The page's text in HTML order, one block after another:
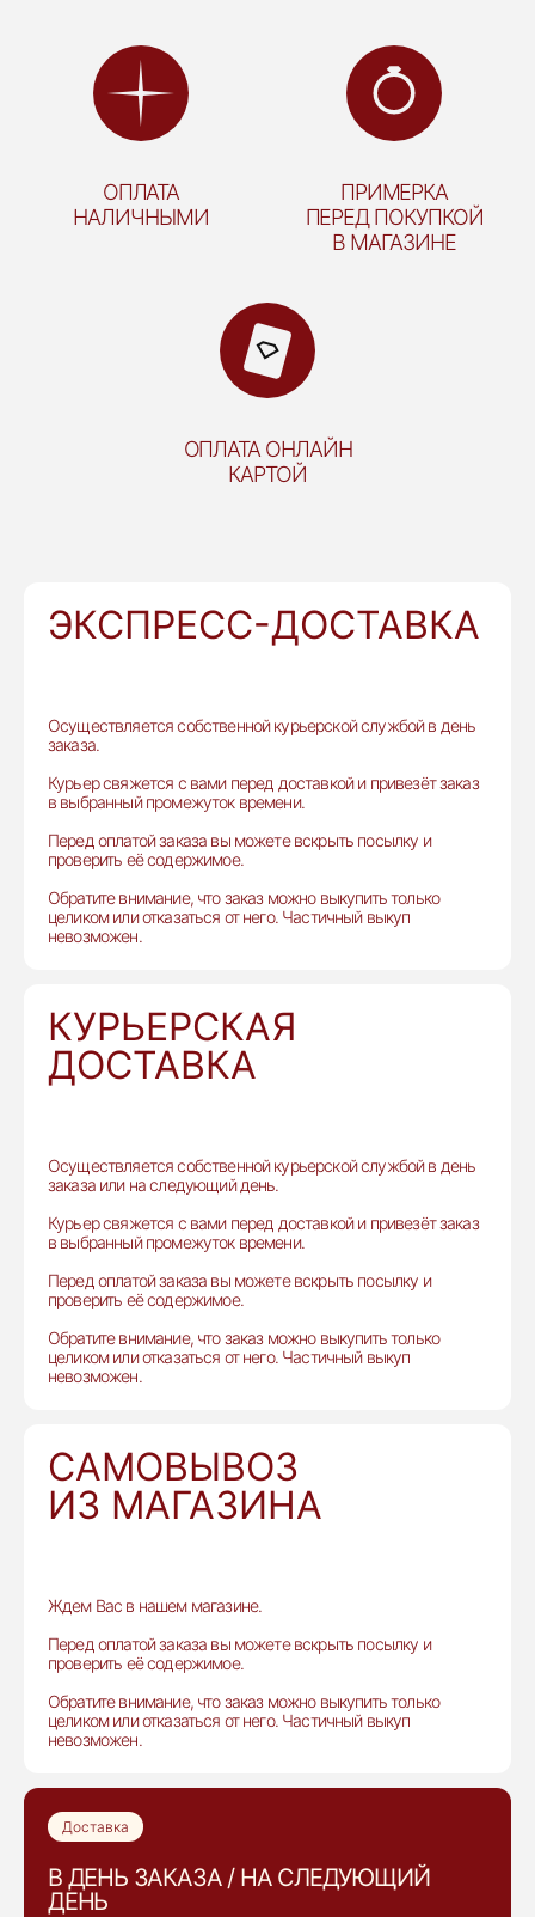
ОПЛАТА
НАЛИЧНЫМИ
ПРИМЕРКА
ПЕРЕД ПОКУПКОЙ
В МАГАЗИНЕ
ОПЛАТА ОНЛАЙН
КАРТОЙ
ЭКСПРЕСС-ДОСТАВКА
Осуществляется собственной курьерской службой в день
заказа.
Курьер свяжется с вами перед доставкой и привезёт заказ
в выбранный промежуток времени.
Перед оплатой заказа вы можете вскрыть посылку и
проверить её содержимое.
Обратите внимание, что заказ можно выкупить только
целиком или отказаться от него. Частичный выкуп
невозможен.
КУРЬЕРСКАЯ
ДОСТАВКА
Осуществляется собственной курьерской службой в день
заказа или на следующий день.
Курьер свяжется с вами перед доставкой и привезёт заказ
в выбранный промежуток времени.
Перед оплатой заказа вы можете вскрыть посылку и
проверить её содержимое.
Обратите внимание, что заказ можно выкупить только
целиком или отказаться от него. Частичный выкуп
невозможен.
САМОВЫВОЗ
ИЗ МАГАЗИНА
Ждем Вас в нашем магазине.
Перед оплатой заказа вы можете вскрыть посылку и
проверить её содержимое.
Обратите внимание, что заказ можно выкупить только
целиком или отказаться от него. Частичный выкуп
невозможен.
Доставка
В ДЕНЬ ЗАКАЗА / НА СЛЕДУЮЩИЙ
ДЕНЬ